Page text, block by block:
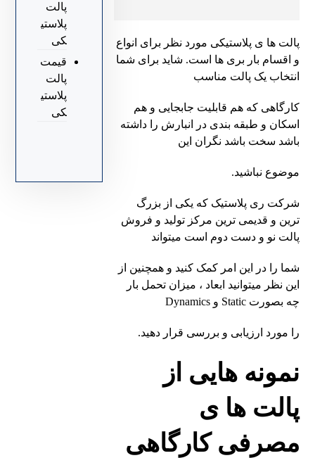
پالت ها ی پلاستیکی مورد نظر برای انواع
و اقسام بار بری ها است. شاید برای شما
انتخاب یک پالت مناسب
کارگاهی که هم قابلیت جابجایی و هم
اسکان و طبقه بندی در انبارش را داشته
باشد سخت باشد نگران این
موضوع نباشید.
شرکت ری پلاستیک که یکی از بزرگ
ترین و قدیمی ترین مرکز تولید و فروش
پالت نو و دست دوم است میتواند
شما را در این امر کمک کنید و همچنین از
این نظر میتوانید ابعاد ، میزان تحمل بار
چه بصورت Static و Dynamics
را مورد ارزیابی و بررسی قرار دهید.
نمونه هایی از
پالت ها ی
مصرفی کارگاهی
پالت
پلاستی
کی
قیمت
پالت
پلاستی
کی